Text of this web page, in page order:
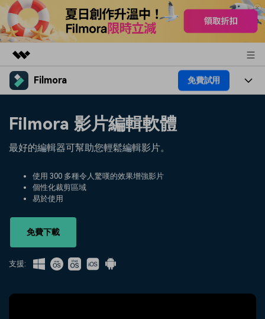
精選產品
實用工具
解決方案
商店
Filmora 免費試用
音訊
熱門人群
熱門方案
部落格
AI提示詞大全
收錄 100+ 熱門影片提示詞，快
幫助中心
我們隨時為您提供協助 如何用 Filmora 做出影響力
立即購買 登入
Filmora 影片編輯軟體
最好的編輯器可幫助您輕鬆編輯影片。
使用 300 多種令人驚嘆的效果增強影片
個性化裁剪區域
易於使用
免費下載
支援: